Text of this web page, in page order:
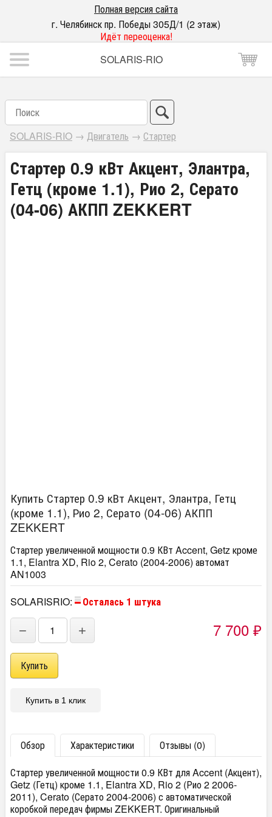
Полная версия сайта
г. Челябинск пр. Победы 305Д/1 (2 этаж)
Идёт переоценка!
SOLARIS-RIO
SOLARIS-RIO → Двигатель → Стартер
Стартер 0.9 кВт Акцент, Элантра,
Гетц (кроме 1.1), Рио 2, Серато
(04-06) АКПП ZEKKERT
Купить Стартер 0.9 кВт Акцент, Элантра, Гетц
(кроме 1.1), Рио 2, Серато (04-06) АКПП
ZEKKERT
Стартер увеличенной мощности 0.9 КВт Accent, Getz кроме
1.1, Elantra XD, Rio 2, Cerato (2004-2006) автомат
AN1003
SOLARISRIO:
Осталась 1 штука
− + 7 700 ₽
Купить в 1 клик
Обзор Характеристики
Отзывы (0)
Стартер увеличенной мощности 0.9 КВт для Accent (Акцент),
Getz (Гетц) кроме 1.1, Elantra XD, Rio 2 (Рио 2 2006-
2011), Cerato (Серато 2004-2006) с автоматической
коробкой передач фирмы ZEKKERT. Оригинальный